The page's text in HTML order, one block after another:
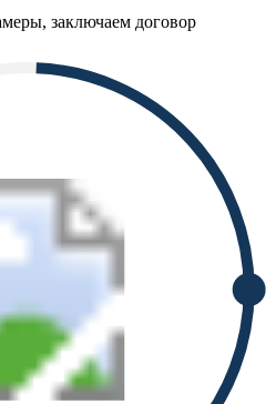
заключаем договор